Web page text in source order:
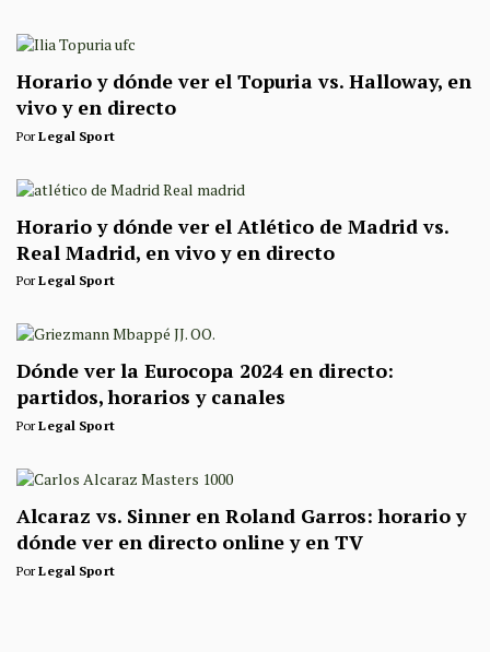
Horario y dónde ver el Topuria vs. Halloway, en
vivo y en directo
PorLegal Sport
Horario y dónde ver el Atlético de Madrid vs.
Real Madrid, en vivo y en directo
PorLegal Sport
Dónde ver la Eurocopa 2024 en directo:
partidos, horarios y canales
PorLegal Sport
Alcaraz vs. Sinner en Roland Garros: horario y
dónde ver en directo online y en TV
PorLegal Sport